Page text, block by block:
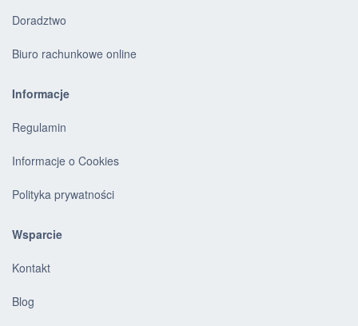
Doradztwo
Biuro rachunkowe online
Informacje
Regulamin
Informacje o Cookies
Polityka prywatności
Wsparcie
Kontakt
Blog